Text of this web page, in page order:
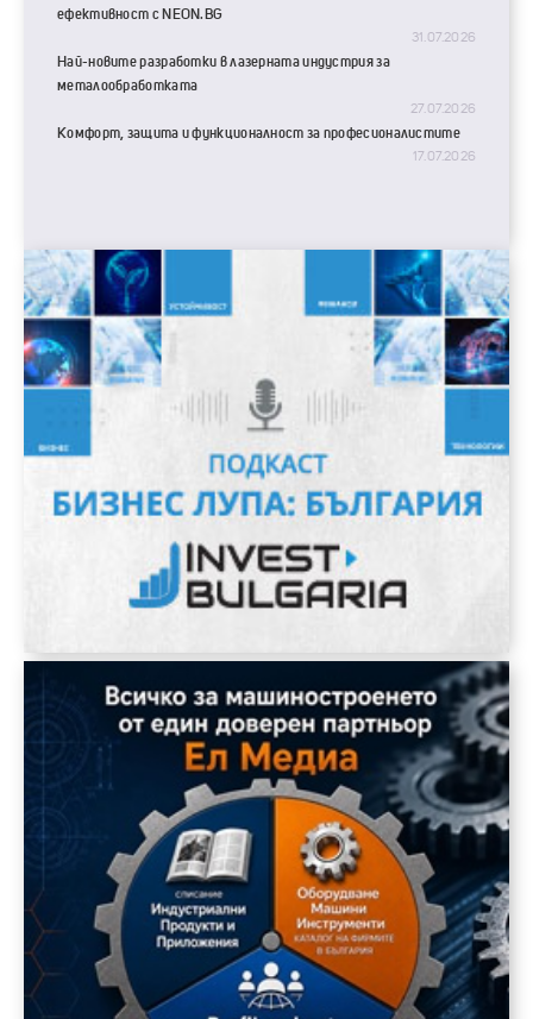
ефективност с NEON.BG
31.07.2026
Най-новите разработки в лазерната индустрия за
металообработката
27.07.2026
Комфорт, защита и функционалност за професионалистите
17.07.2026